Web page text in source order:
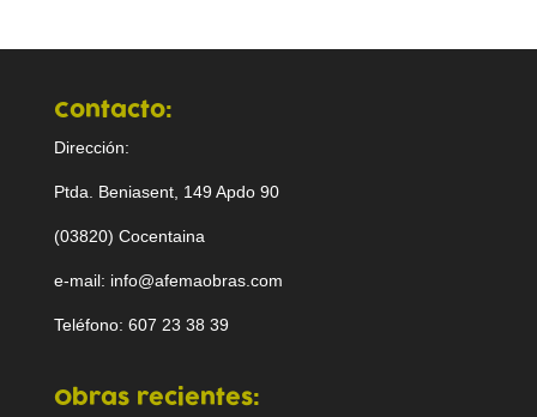
Contacto:
Dirección:
Ptda. Beniasent, 149 Apdo 90
(03820) Cocentaina
e-mail: info@afemaobras.com
Teléfono: 607 23 38 39
Obras recientes: